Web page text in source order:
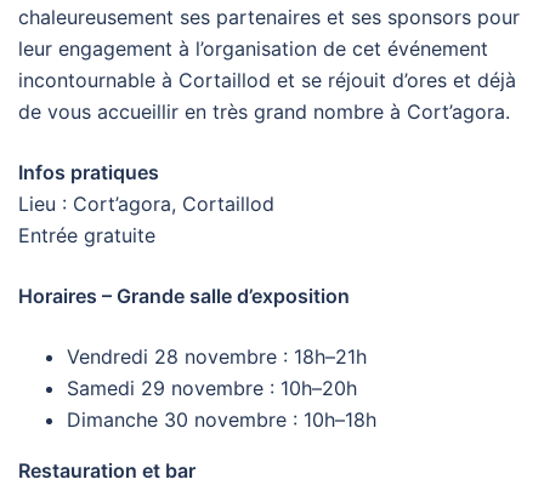
chaleureusement ses partenaires et ses sponsors pour
leur engagement à l’organisation de cet événement
incontournable à Cortaillod et se réjouit d’ores et déjà
de vous accueillir en très grand nombre à Cort’agora.
Infos pratiques
Lieu : Cort’agora, Cortaillod
Entrée gratuite
Horaires – Grande salle d’exposition
Vendredi 28 novembre : 18h–21h
Samedi 29 novembre : 10h–20h
Dimanche 30 novembre : 10h–18h
Restauration et bar